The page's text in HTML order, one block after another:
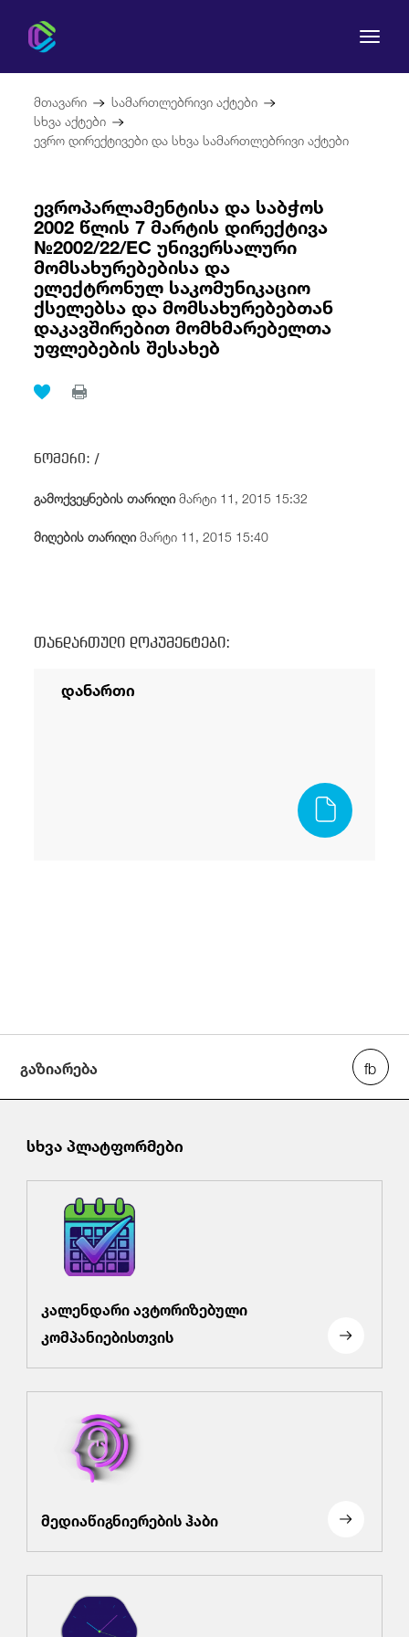
მომხმარებლის უფლებები
რეგულირება
სამართლებრივი აქტები
მთავარი სამართლებრივი აქტები
სხვა აქტები
ევრო დირექტივები და სხვა სამართლებრივი აქტები
ევროპარლამენტისა და საბჭოს
2002 წლის 7 მარტის დირექტივა
№2002/22/EC უნივერსალური
მომსახურებებისა და
ელექტრონულ საკომუნიკაციო
ქსელებსა და მომსახურებებთან
დაკავშირებით მომხმარებელთა
უფლებების შესახებ
ნომერი: /
გამოქვეყნების თარიღიმარტი 11, 2015 15:32
მიღების თარიღიმარტი 11, 2015 15:40
თანდართული დოკუმენტები:
დანართი
გაზიარება
სხვა პლატფორმები
კალენდარი ავტორიზებული
კომპანიებისთვის
მედიაწიგნიერების ჰაბი